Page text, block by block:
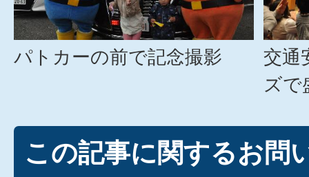
パトカーの前で記念撮影
交通
ズで
この記事に関するお問